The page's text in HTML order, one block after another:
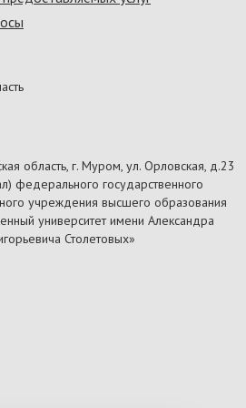
область, г. Муром, ул. Орловская, д.23
федерального государственного
учреждения высшего образования
университет имени Александра
Столетовых»